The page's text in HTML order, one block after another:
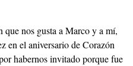
que nos gusta a Marco y a mí,
en el aniversario de Corazón
habernos invitado porque fue